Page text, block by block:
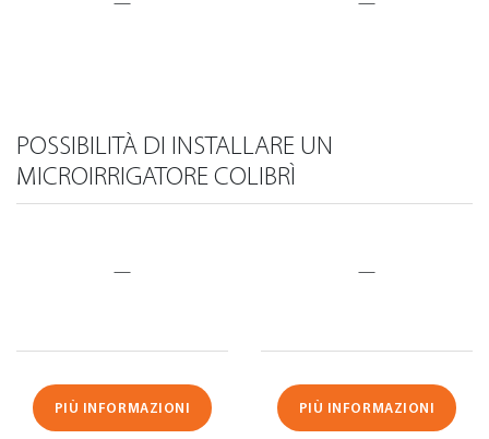
POSSIBILITÀ DI INSTALLARE UN
MICROIRRIGATORE COLIBRÌ
— —
PIÙ INFORMAZIONI PIÙ INFORMAZIONI